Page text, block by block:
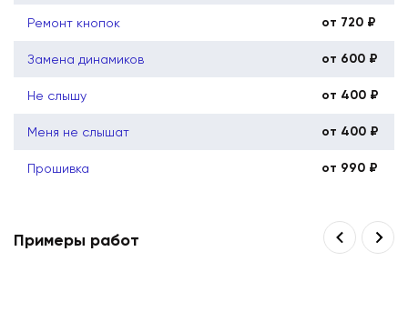
Ремонт кнопок от 720 ₽
Замена динамиков от 600 ₽
Не слышу от 400 ₽
Меня не слышат от 400 ₽
Прошивка от 990 ₽
Примеры работ